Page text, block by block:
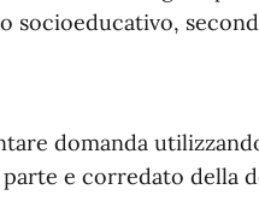
socioeducativo,
domanda
e corredato della